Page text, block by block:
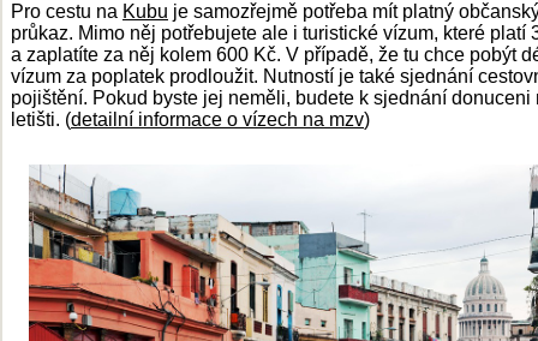
Pro cestu na Kubu je samozřejmě potřeba mít platný
průkaz. Mimo něj potřebujete ale i turistické vízum, které platí
a zaplatíte za něj kolem 600 Kč. V případě, že tu chce pobýt
vízum za poplatek prodloužit. Nutností je také sjednání
pojištění. Pokud byste jej neměli, budete k sjednání donuceni
letišti. (detailní informace o vízech na mzv)